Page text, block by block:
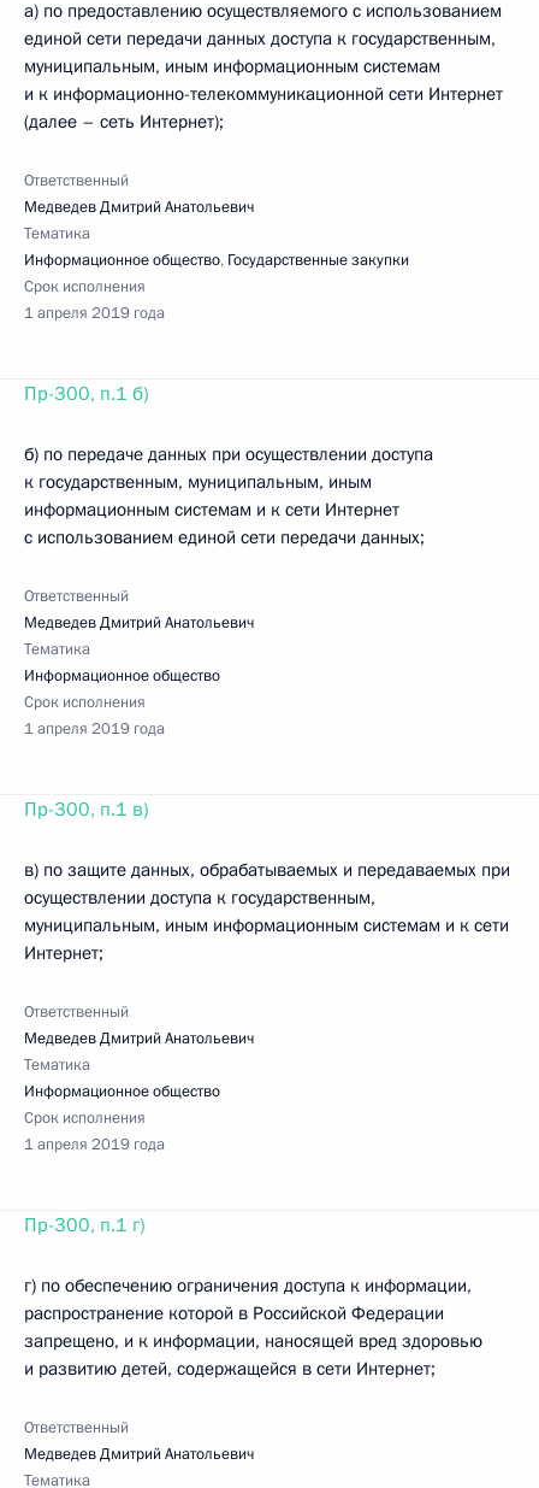
а) по предоставлению осуществляемого с использованием
единой сети передачи данных доступа к государственным,
муниципальным, иным информационным системам
и к информационно-телекоммуникационной сети Интернет
(далее – сеть Интернет);
Ответственный
Медведев Дмитрий Анатольевич
Тематика
Информационное общество, Государственные закупки
Срок исполнения
1 апреля 2019 года
Пр-300, п.1 б)
б) по передаче данных при осуществлении доступа
к государственным, муниципальным, иным
информационным системам и к сети Интернет
с использованием единой сети передачи данных;
Ответственный
Медведев Дмитрий Анатольевич
Тематика
Информационное общество
Срок исполнения
1 апреля 2019 года
Пр-300, п.1 в)
в) по защите данных, обрабатываемых и передаваемых при
осуществлении доступа к государственным,
муниципальным, иным информационным системам и к сети
Интернет;
Ответственный
Медведев Дмитрий Анатольевич
Тематика
Информационное общество
Срок исполнения
1 апреля 2019 года
Пр-300, п.1 г)
г) по обеспечению ограничения доступа к информации,
распространение которой в Российской Федерации
запрещено, и к информации, наносящей вред здоровью
и развитию детей, содержащейся в сети Интернет;
Ответственный
Медведев Дмитрий Анатольевич
Тематика